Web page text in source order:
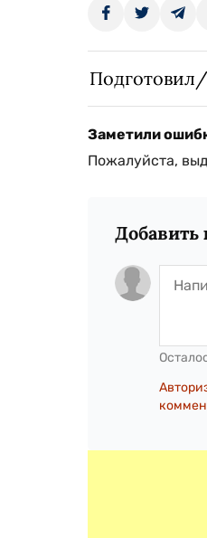
Заметили
Пожалуйста,